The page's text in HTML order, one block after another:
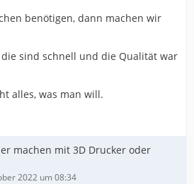
benötigen, dann machen wir
sind schnell und die Qualität war
alles, was man will.
machen mit 3D Drucker oder
2022 um 08:34